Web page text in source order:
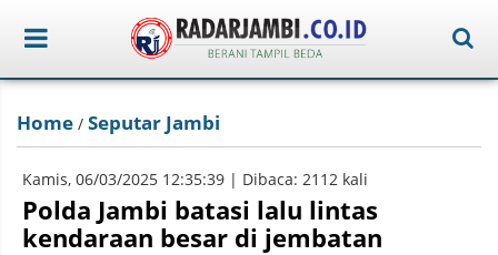
Home / Seputar Jambi
Kamis, 06/03/2025 12:35:39 | Dibaca: 2112 kali
Polda Jambi batasi lalu lintas
kendaraan besar di jembatan